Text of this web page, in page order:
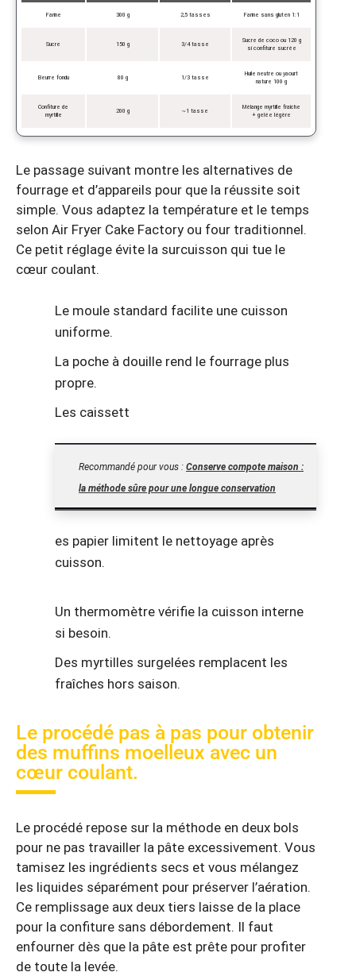
Farine 300 g 2,5 tasses Farine sans gluten 1:1
Sucre 150 g 3/4 tasse
Sucre de coco ou 120 g
si confiture sucrée
Beurre fondu 80 g 1/3 tasse
Huile neutre ou yaourt
nature 100 g
Confiture de
myrtille
200 g ~1 tasse
Mélange myrtille fraîche
+ gelée légère
Le passage suivant montre les alternatives de
fourrage et d’appareils pour que la réussite soit
simple. Vous adaptez la température et le temps
selon Air Fryer Cake Factory ou four traditionnel.
Ce petit réglage évite la surcuisson qui tue le
cœur coulant.
Le moule standard facilite une cuisson
uniforme.
La poche à douille rend le fourrage plus
propre.
Les caissett
Recommandé pour vous : Conserve compote maison :
la méthode sûre pour une longue conservation
es papier limitent le nettoyage après
cuisson.
Un thermomètre vérifie la cuisson interne
si besoin.
Des myrtilles surgelées remplacent les
fraîches hors saison.
Le procédé pas à pas pour obtenir
des muffins moelleux avec un
cœur coulant.
Le procédé repose sur la méthode en deux bols
pour ne pas travailler la pâte excessivement. Vous
tamisez les ingrédients secs et vous mélangez
les liquides séparément pour préserver l’aération.
Ce remplissage aux deux tiers laisse de la place
pour la confiture sans débordement. Il faut
enfourner dès que la pâte est prête pour profiter
de toute la levée.